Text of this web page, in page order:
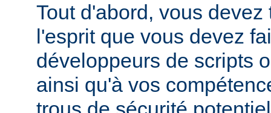
Tout d'abord, vous
l'esprit que vous devez
développeurs de scripts
ainsi qu'à vos